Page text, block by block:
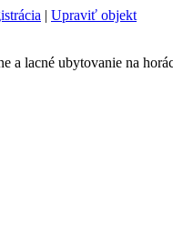
| Upraviť objekt
a lacné ubytovanie na